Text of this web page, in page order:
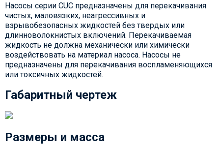
Насосы серии CUC предназначены для перекачивания
чистых, маловязких, неагрессивных и
взрывобезопасных жидкостей без твердых или
длинноволокнистых включений. Перекачиваемая
жидкость не должна механически или химически
воздействовать на материал насоса. Насосы не
предназначены для перекачивания воспламеняющихся
или токсичных жидкостей.
Габаритный чертеж
Размеры и масса